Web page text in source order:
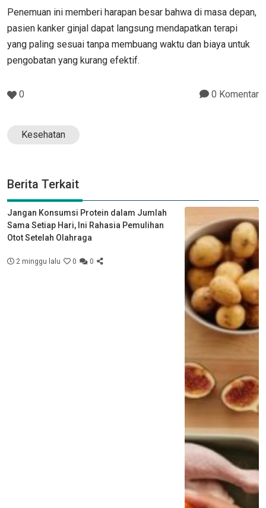
Penemuan ini memberi harapan besar bahwa di masa depan,
pasien kanker ginjal dapat langsung mendapatkan terapi
yang paling sesuai tanpa membuang waktu dan biaya untuk
pengobatan yang kurang efektif.
0 0 Komentar
Kesehatan
Berita Terkait
Jangan Konsumsi Protein dalam Jumlah
Sama Setiap Hari, Ini Rahasia Pemulihan
Otot Setelah Olahraga
2 minggu lalu 0 0